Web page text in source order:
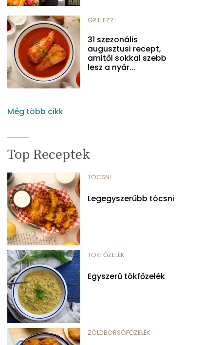
GRILLEZZ!
31 szezonális
augusztusi recept,
amitől sokkal szebb
lesz a nyár...
Még több cikk
Top Receptek
TÓCSNI
Legegyszerűbb tócsni
TÖKFŐZELÉK
Egyszerű tökfőzelék
ZÖLDBORSÓFŐZELÉK